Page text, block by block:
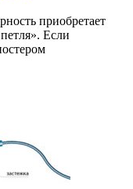
приобретает
Если